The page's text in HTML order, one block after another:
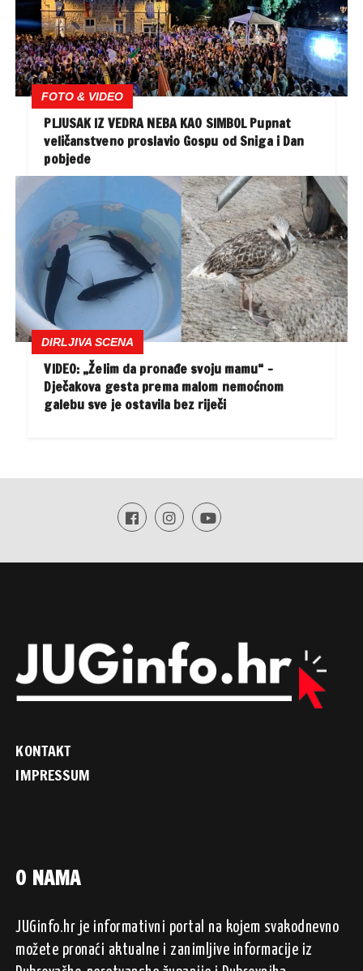
FOTO & VIDEO
PLJUSAK IZ VEDRA NEBA KAO SIMBOL Pupnat
veličanstveno proslavio Gospu od Sniga i Dan
pobjede
DIRLJIVA SCENA
VIDEO: „Želim da pronađe svoju mamu“ –
Dječakova gesta prema malom nemoćnom
galebu sve je ostavila bez riječi
KONTAKT
IMPRESSUM
O NAMA
JUGinfo.hr je informativni portal na kojem svakodnevno
možete pronaći aktualne i zanimljive informacije iz